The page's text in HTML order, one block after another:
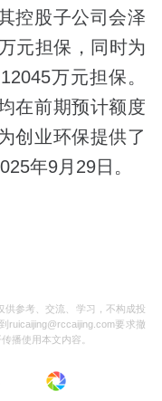
控股子公司会泽
元担保，同时为
万元担保。
在前期预计额度
创业环保提供了
年9月29日。
供参考、交流、学习，不构成投
ruicaijing@rccaijing.com要求撤
播使用本文内容。